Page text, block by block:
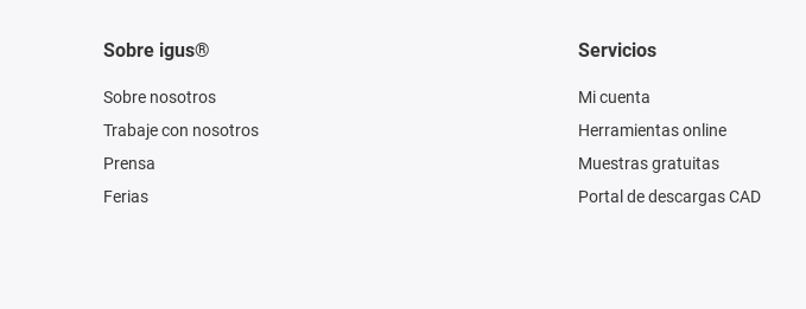
Sobre igus®
Sobre nosotros
Trabaje con nosotros
Prensa
Ferias
Servicios
Mi cuenta
Herramientas online
Muestras gratuitas
Portal de descargas CAD